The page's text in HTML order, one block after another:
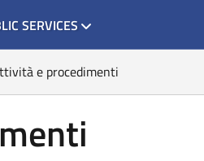
SERVICES
e procedimenti